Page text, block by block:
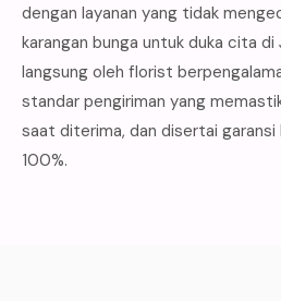
dengan layanan yang tidak
karangan bunga untuk duka cita
langsung oleh florist
standar pengiriman yang
saat diterima, dan disertai garansi
100%.